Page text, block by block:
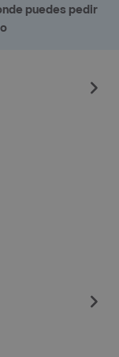
puedes pedir